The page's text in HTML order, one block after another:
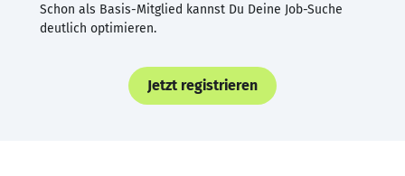
Schon als Basis-Mitglied kannst Du Deine Job-Suche
deutlich optimieren.
Jetzt registrieren